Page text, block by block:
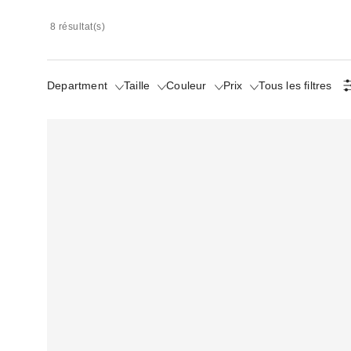
8 résultat(s)
Department Taille Couleur Prix Tous les filtres